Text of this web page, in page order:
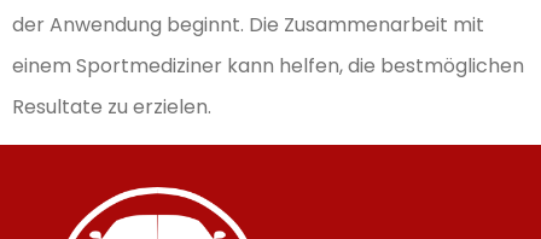
der Anwendung beginnt. Die Zusammenarbeit mit
einem Sportmediziner kann helfen, die bestmöglichen
Resultate zu erzielen.